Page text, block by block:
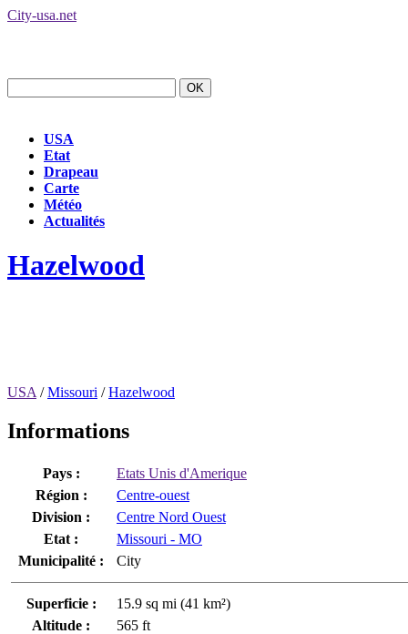
City-usa.net
USA
Etat
Drapeau
Carte
Météo
Actualités
Hazelwood
USA /Missouri /Hazelwood
Informations
Pays :
Etats Unis d'Amerique
Région :
Centre-ouest
Division :
Centre Nord Ouest
Etat :
Missouri - MO
Municipalité :
City
Superficie :
15.9 sq mi (41 km²)
Altitude :
565 ft